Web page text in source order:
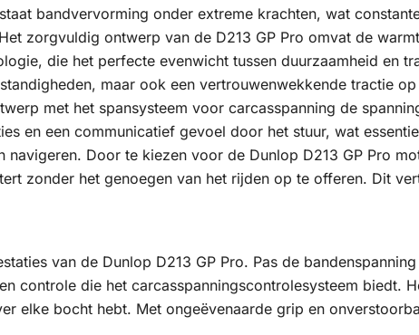
bandvervorming onder extreme krachten, wat
zorgvuldig ontwerp van de D213 GP Pro omvat de
die het perfecte evenwicht tussen duurzaamheid en
maar ook een vertrouwenwekkende tractie
met het spansysteem voor carcasspanning de
en een communicatief gevoel door het stuur, wat
Door te kiezen voor de Dunlop D213 GP Pro
zonder het genoegen van het rijden op te offeren. Dit
van de Dunlop D213 GP Pro. Pas de
controle die het carcasspanningscontrolesysteem biedt.
elke bocht hebt. Met ongeëvenaarde grip en